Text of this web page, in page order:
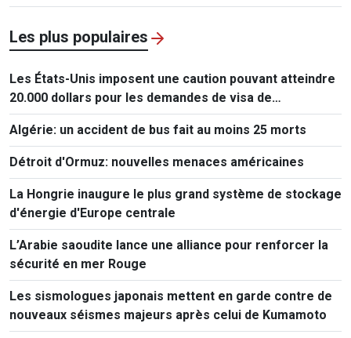
Les plus populaires
Les États-Unis imposent une caution pouvant atteindre
20.000 dollars pour les demandes de visa de
ressortissants de 50 pays
Algérie: un accident de bus fait au moins 25 morts
Détroit d'Ormuz: nouvelles menaces américaines
La Hongrie inaugure le plus grand système de stockage
d'énergie d'Europe centrale
L’Arabie saoudite lance une alliance pour renforcer la
sécurité en mer Rouge
Les sismologues japonais mettent en garde contre de
nouveaux séismes majeurs après celui de Kumamoto